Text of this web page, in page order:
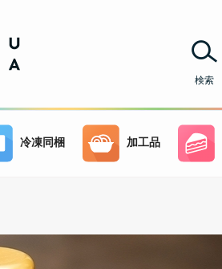
検索
冷凍同梱 加工品